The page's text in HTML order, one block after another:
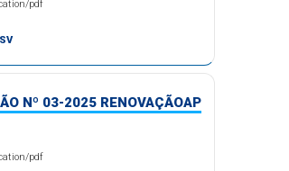
pdf
Nº 03-2025 RENOVAÇÃOAP
pdf